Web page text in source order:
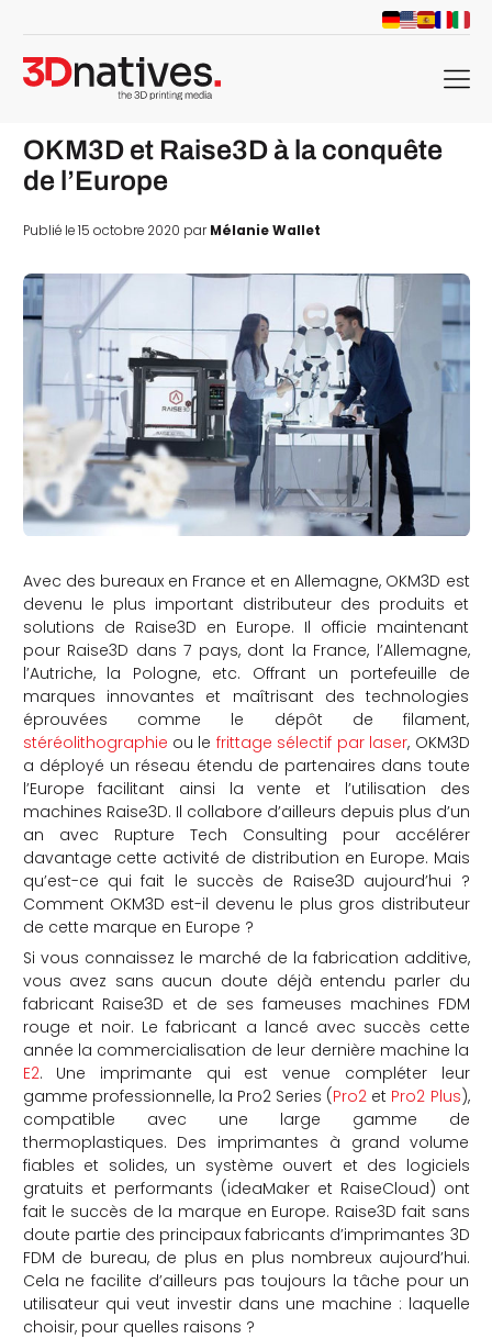
menu
OKM3D et Raise3D à la conquête
de l’Europe
Publié le 15 octobre 2020 parMélanie Wallet
Avec des bureaux en France et en Allemagne, OKM3D est
devenu le plus important distributeur des produits et
solutions de Raise3D en Europe. Il officie maintenant
pour Raise3D dans 7 pays, dont la France, l’Allemagne,
l’Autriche, la Pologne, etc. Offrant un portefeuille de
marques innovantes et maîtrisant des technologies
éprouvées comme le dépôt de filament,
stéréolithographie ou le frittage sélectif par laser, OKM3D
a déployé un réseau étendu de partenaires dans toute
l’Europe facilitant ainsi la vente et l’utilisation des
machines Raise3D. Il collabore d’ailleurs depuis plus d’un
an avec Rupture Tech Consulting pour accélérer
davantage cette activité de distribution en Europe. Mais
qu’est-ce qui fait le succès de Raise3D aujourd’hui ?
Comment OKM3D est-il devenu le plus gros distributeur
de cette marque en Europe ?
Si vous connaissez le marché de la fabrication additive,
vous avez sans aucun doute déjà entendu parler du
fabricant Raise3D et de ses fameuses machines FDM
rouge et noir. Le fabricant a lancé avec succès cette
année la commercialisation de leur dernière machine la
E2. Une imprimante qui est venue compléter leur
gamme professionnelle, la Pro2 Series (Pro2 et Pro2 Plus),
compatible avec une large gamme de
thermoplastiques. Des imprimantes à grand volume
fiables et solides, un système ouvert et des logiciels
gratuits et performants (ideaMaker et RaiseCloud) ont
fait le succès de la marque en Europe. Raise3D fait sans
doute partie des principaux fabricants d’imprimantes 3D
FDM de bureau, de plus en plus nombreux aujourd’hui.
Cela ne facilite d’ailleurs pas toujours la tâche pour un
utilisateur qui veut investir dans une machine : laquelle
choisir, pour quelles raisons ?